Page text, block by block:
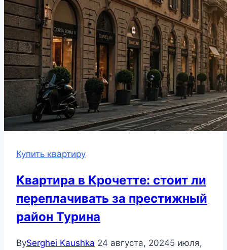
Купить квартиру
Квартира в Крочетте: стоит ли
переплачивать за престижный
район Турина
BySerghei Kaushka 24 августа, 20245 июля,